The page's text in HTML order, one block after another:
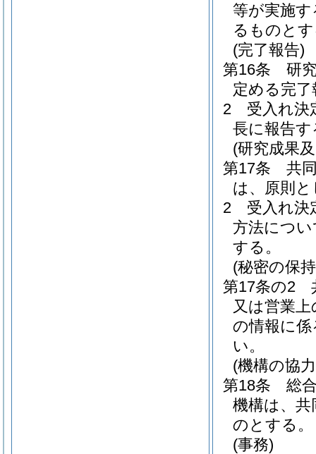
等が実施
るものと
(完了報告)
第16条
研
定める完
2
受入れ決
長に報告
(研究成果
第17条
共
は、原則
2
受入れ決
方法につ
する。
(秘密の保
第17条の2
又は営業
の情報に
い。
(機構の協
第18条
総
機構は、
のとする。
(事務)